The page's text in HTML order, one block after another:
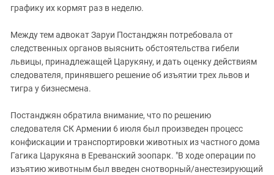
графику их кормят раз в неделю.
Между тем адвокат Заруи Постанджян потребовала от
следственных органов выяснить обстоятельства гибели
львицы, принадлежащей Царукяну, и дать оценку действиям
следователя, принявшего решение об изъятии трех львов и
тигра у бизнесмена.
Постанджян обратила внимание, что по решению
следователя СК Армении 6 июля был произведен процесс
конфискации и транспортировки животных из частного дома
Гагика Царукяна в Ереванский зоопарк. "В ходе операции по
изъятию животным был введен снотворный/анестезирующий